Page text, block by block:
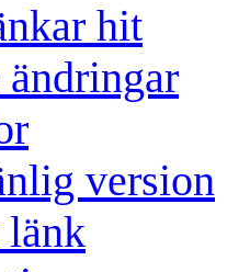
hit
ändringar
version
länk